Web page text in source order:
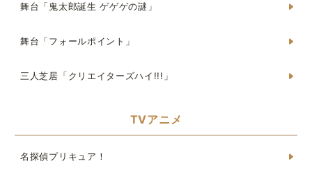
舞台「鬼太郎誕生 ゲゲゲの謎」
舞台「フォールポイント」
三人芝居「クリエイターズハイ!!!」
TVアニメ
名探偵プリキュア！